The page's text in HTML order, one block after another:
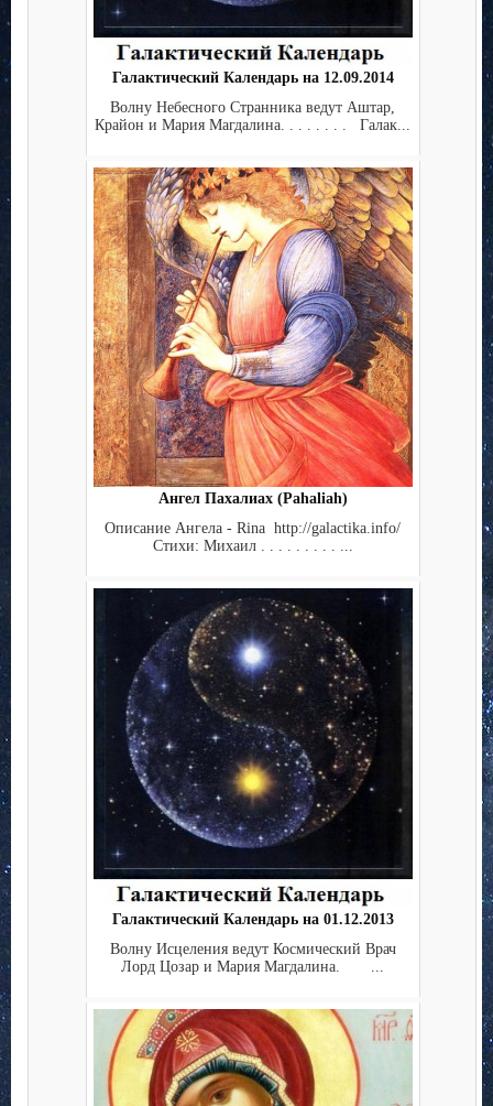
Галактический Календарь на 12.09.2014
Волну Небесного Странника ведут Аштар,
Крайон и Мария Магдалина. . . . . . . . Галак...
Ангел Пахалиах (Pahaliah)
Описание Ангела - Rina http://galactika.info/
Стихи: Михаил . . . . . . . . . ...
Галактический Календарь на 01.12.2013
Волну Исцеления ведут Космический Врач
Лорд Цозар и Мария Магдалина. ...